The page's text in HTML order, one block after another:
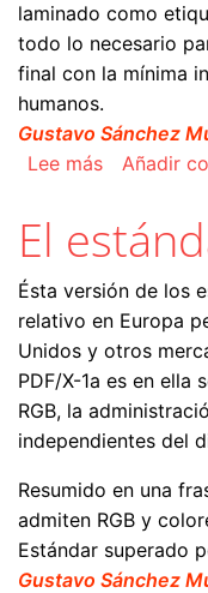
laminado como
todo lo necesario
final con la mínima
humanos.
Gustavo Sánchez
Lee mássobre El
Añadir
El
Ésta versión de los
relativo en Europa
Unidos y otros
PDF/X-1a es en ella
RGB, la
independientes del
Resumido en una
admiten RGB y
Estándar superado
Gustavo Sánchez